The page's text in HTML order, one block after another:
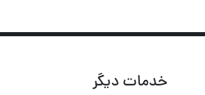
خدمات دیگر